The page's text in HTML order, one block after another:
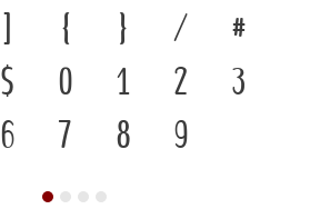
] { } /
#
$ 0 1 2
3
6 7 8 9